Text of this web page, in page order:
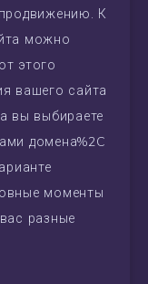
К
можно
этого
вашего сайта
вы выбираете
домена%2C
моменты
разные